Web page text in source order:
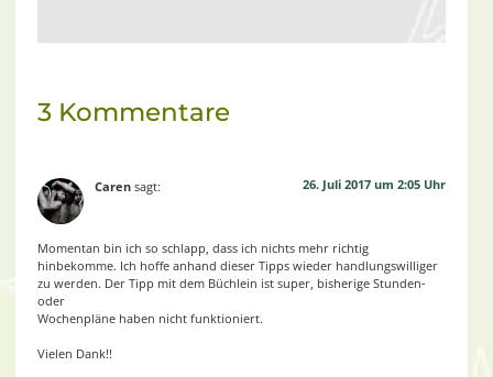
3 Kommentare
Caren sagt: 26. Juli 2017 um 2:05 Uhr
Momentan bin ich so schlapp, dass ich nichts mehr richtig
hinbekomme. Ich hoffe anhand dieser Tipps wieder handlungswilliger
zu werden. Der Tipp mit dem Büchlein ist super, bisherige Stunden-
oder
Wochenpläne haben nicht funktioniert.
Vielen Dank!!